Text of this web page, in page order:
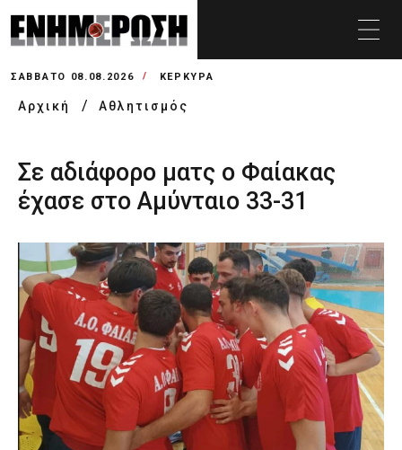
ΣΆΒΒΑΤΟ 08.08.2026 ΚΕΡΚΥΡΑ
Αρχική Αθλητισμός
Σε αδιάφορο ματς ο Φαίακας
έχασε στο Αμύνταιο 33-31